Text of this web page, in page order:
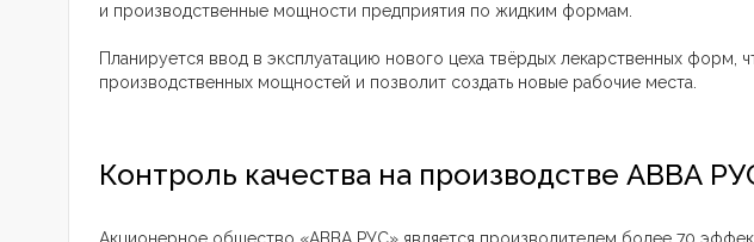
и производственные мощности предприятия по жидким формам.
Планируется ввод в эксплуатацию нового цеха твёрдых лекарственных форм,
производственных мощностей и позволит создать новые рабочие места.
Контроль качества на производстве АВВА